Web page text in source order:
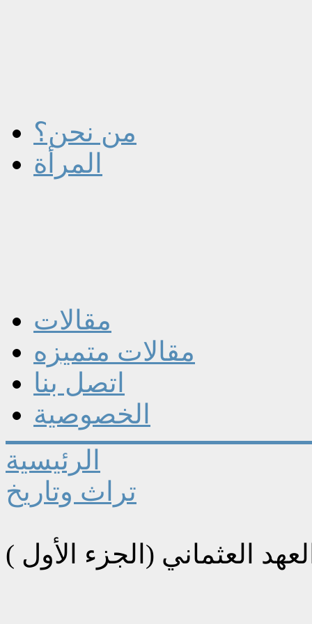
من نحن؟
المرأة
مقالات
مقالات متميزه
اتصل بنا
الخصوصية
الرئيسية
تراث وتاريخ
العثماني (الجزء الأول )